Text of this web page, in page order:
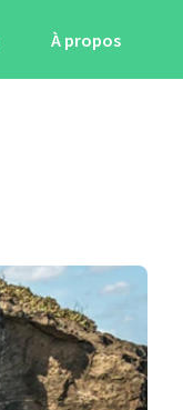
À propos